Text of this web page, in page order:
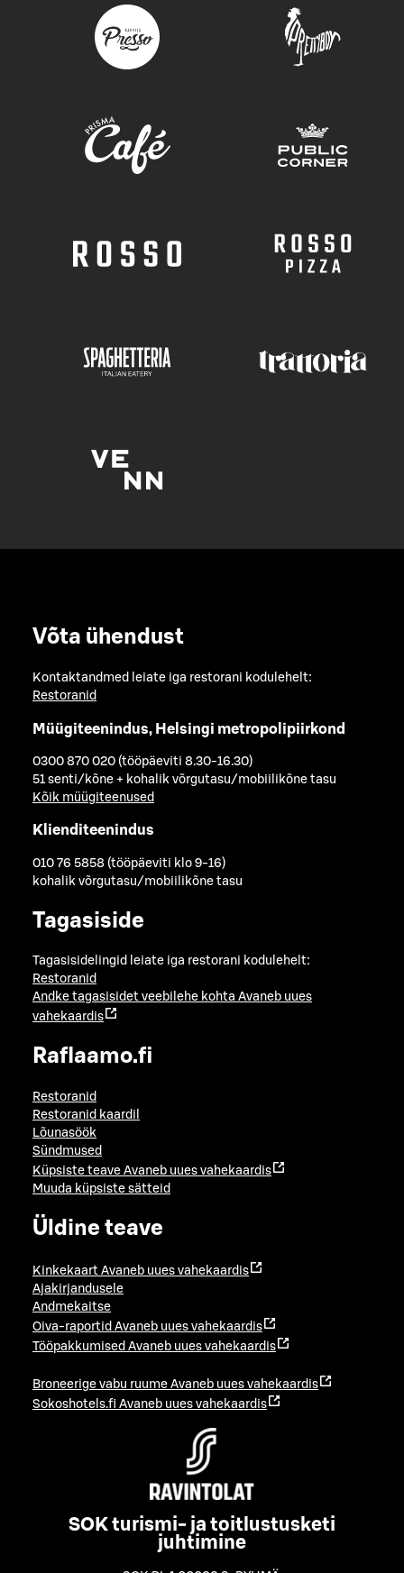
Võta ühendust
Kontaktandmed leiate iga restorani kodulehelt:
Restoranid
Müügiteenindus, Helsingi metropolipiirkond
0300 870 020 (tööpäeviti 8.30-16.30)
51 senti/kõne + kohalik võrgutasu/mobiilikõne tasu
Kõik müügiteenused
Klienditeenindus
010 76 5858 (tööpäeviti klo 9-16)
kohalik võrgutasu/mobiilikõne tasu
Tagasiside
Tagasisidelingid leiate iga restorani kodulehelt:
Restoranid
Andke tagasisidet veebilehe kohta Avaneb uues
vahekaardis
Raflaamo.fi
Restoranid
Restoranid kaardil
Lõunasöök
Sündmused
Küpsiste teave Avaneb uues vahekaardis
Muuda küpsiste sätteid
Üldine teave
Kinkekaart Avaneb uues vahekaardis
Ajakirjandusele
Andmekaitse
Oiva-raportid Avaneb uues vahekaardis
Tööpakkumised Avaneb uues vahekaardis
Broneerige vabu ruume Avaneb uues vahekaardis
Sokoshotels.fi Avaneb uues vahekaardis
SOK turismi- ja toitlustusketi
juhtimine